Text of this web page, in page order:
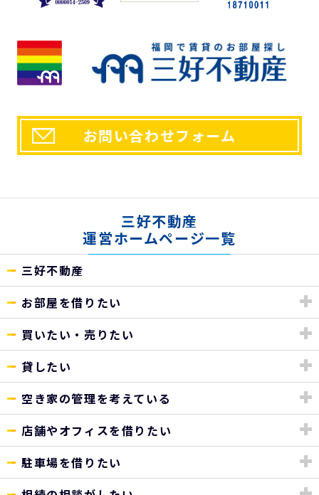
b.また上記以外の場合における利用に関しては、予め書面に
す。。
7. 個人情報に関するお問い合わせ先
【個人情報お客様相談窓口】
〒810-0054 福岡市中央区今川1丁目1-1
株式会社三好不動産 本社総務部
お問い合わせフォーム
三好不動産
運営ホームページ一覧
三好不動産
お部屋を借りたい
買いたい・売りたい
貸したい
空き家の管理を考えている
店舗やオフィスを借りたい
駐車場を借りたい